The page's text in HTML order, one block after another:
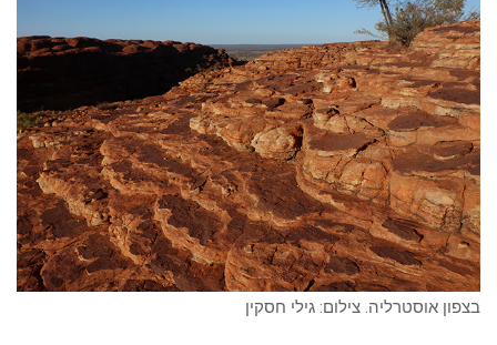
בצפון אוסטרליה. צילום: גילי חסקין